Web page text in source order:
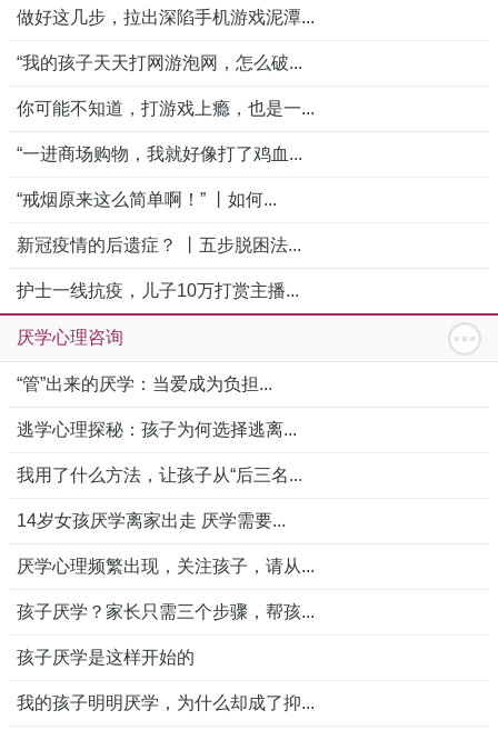
做好这几步，拉出深陷手机游戏泥潭...
“我的孩子天天打网游泡网，怎么破...
你可能不知道，打游戏上瘾，也是一...
“一进商场购物，我就好像打了鸡血...
“戒烟原来这么简单啊！” 丨如何...
新冠疫情的后遗症？ 丨五步脱困法...
护士一线抗疫，儿子10万打赏主播...
厌学心理咨询
“管”出来的厌学：当爱成为负担...
逃学心理探秘：孩子为何选择逃离...
我用了什么方法，让孩子从“后三名...
14岁女孩厌学离家出走 厌学需要...
厌学心理频繁出现，关注孩子，请从...
孩子厌学？家长只需三个步骤，帮孩...
孩子厌学是这样开始的
我的孩子明明厌学，为什么却成了抑...